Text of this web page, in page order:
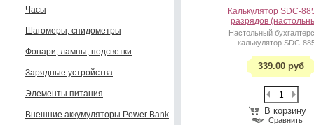
Часы
Шагомеры, спидометры
Фонари, лампы, подсветки
Зарядные устройства
Элементы питания
Внешние аккумуляторы Power Bank
Калькулятор SDC-
разрядов
Настольный
калькулятор SDC-
339.00 руб
В корзину
Сравнить